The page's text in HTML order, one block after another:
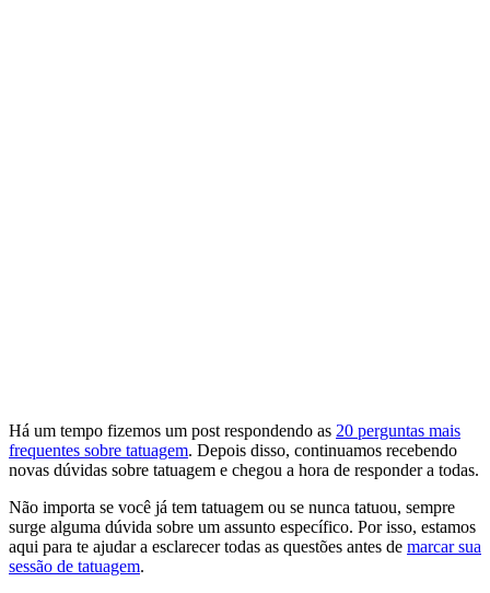
Há um tempo fizemos um post respondendo as 20 perguntas mais
frequentes sobre tatuagem. Depois disso, continuamos recebendo
novas dúvidas sobre tatuagem e chegou a hora de responder a todas.
Não importa se você já tem tatuagem ou se nunca tatuou, sempre
surge alguma dúvida sobre um assunto específico. Por isso, estamos
aqui para te ajudar a esclarecer todas as questões antes de marcar sua
sessão de tatuagem.